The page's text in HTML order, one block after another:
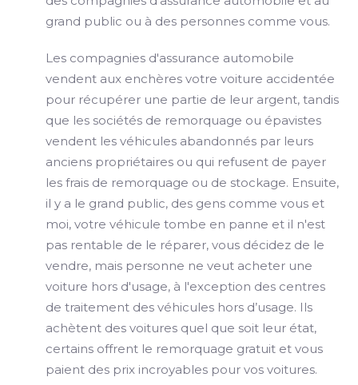
grand public ou à des personnes comme vous.
Les compagnies d'assurance automobile
vendent aux enchères votre voiture accidentée
pour récupérer une partie de leur argent, tandis
que les sociétés de remorquage ou épavistes
vendent les véhicules abandonnés par leurs
anciens propriétaires ou qui refusent de payer
les frais de remorquage ou de stockage. Ensuite,
il y a le grand public, des gens comme vous et
moi, votre véhicule tombe en panne et il n'est
pas rentable de le réparer, vous décidez de le
vendre, mais personne ne veut acheter une
voiture hors d'usage, à l'exception des centres
de traitement des véhicules hors d’usage. Ils
achètent des voitures quel que soit leur état,
certains offrent le remorquage gratuit et vous
paient des prix incroyables pour vos voitures.